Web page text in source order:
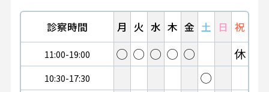
診察時間 月 火 水 木 金 土 日 祝
11:00-19:00 ◯ ◯ ◯ ◯ ◯ 休
10:30-17:30 ◯